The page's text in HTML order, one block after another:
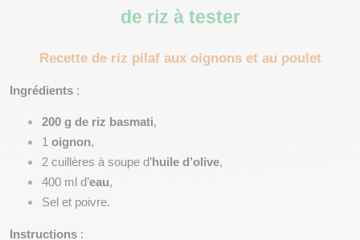
de riz à tester
Recette de riz pilaf aux oignons et au poulet
Ingrédients :
200 g de riz basmati,
1 oignon,
2 cuillères à soupe d’huile d’olive,
400 ml d’eau,
Sel et poivre.
Instructions :